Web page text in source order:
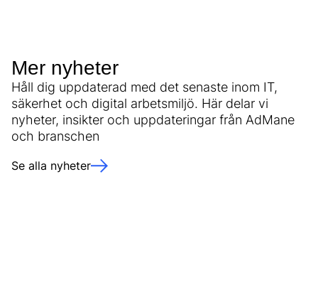
Mer nyheter
Håll dig uppdaterad med det senaste inom IT,
säkerhet och digital arbetsmiljö. Här delar vi
nyheter, insikter och uppdateringar från AdMane
och branschen
Se alla nyheter